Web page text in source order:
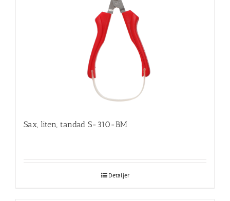
Sax, liten, tandad S-310-BM
Detaljer